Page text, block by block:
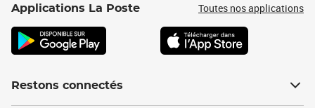
Applications La Poste Toutes nos applications
Restons connectés